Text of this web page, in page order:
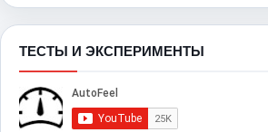
ТЕСТЫ И ЭКСПЕРИМЕНТЫ